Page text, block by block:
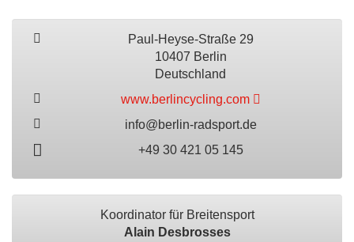
Paul-Heyse-Straße 29
10407 Berlin
Deutschland
www.berlincycling.com
info@berlin-radsport.de
+49 30 421 05 145
Koordinator für Breitensport
Alain Desbrosses